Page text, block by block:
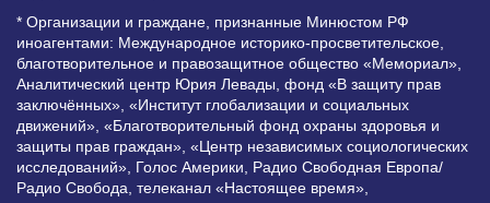
* Организации и граждане, признанные Минюстом РФ
иноагентами: Международное историко-просветительское,
благотворительное и правозащитное общество «Мемориал»,
Аналитический центр Юрия Левады, фонд «В защиту прав
заключённых», «Институт глобализации и социальных
движений», «Благотворительный фонд охраны здоровья и
защиты прав граждан», «Центр независимых социологических
исследований», Голос Америки, Радио Свободная Европа/
Радио Свобода, телеканал «Настоящее время»,